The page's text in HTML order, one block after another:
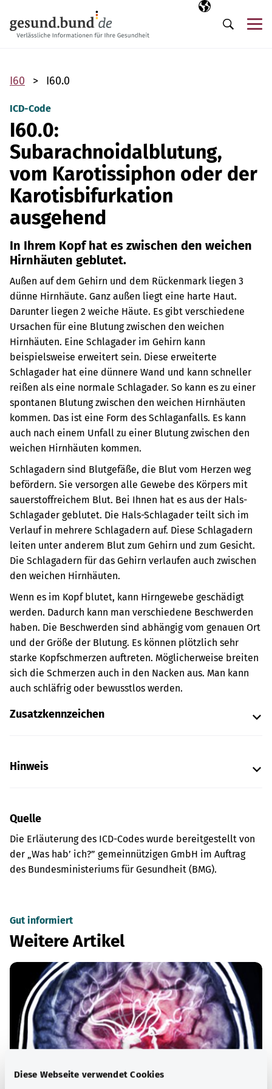
Diese Webseite verwendet Cookies
Ausgewählte
DE
Suche
I60 I60.0
ICD-Code
I60.0:
Subarachnoidalblutung,
vom Karotissiphon oder der
Karotisbifurkation
ausgehend
In Ihrem Kopf hat es zwischen den weichen
Hirnhäuten geblutet.
Außen auf dem Gehirn und dem Rückenmark liegen 3
dünne Hirnhäute. Ganz außen liegt eine harte Haut.
Darunter liegen 2 weiche Häute. Es gibt verschiedene
Ursachen für eine Blutung zwischen den weichen
Hirnhäuten. Eine Schlagader im Gehirn kann
beispielsweise erweitert sein. Diese erweiterte
Schlagader hat eine dünnere Wand und kann schneller
reißen als eine normale Schlagader. So kann es zu einer
spontanen Blutung zwischen den weichen Hirnhäuten
kommen. Das ist eine Form des Schlaganfalls. Es kann
auch nach einem Unfall zu einer Blutung zwischen den
weichen Hirnhäuten kommen.
Schlagadern sind Blutgefäße, die Blut vom Herzen weg
befördern. Sie versorgen alle Gewebe des Körpers mit
sauerstoffreichem Blut. Bei Ihnen hat es aus der Hals-
Schlagader geblutet. Die Hals-Schlagader teilt sich im
Verlauf in mehrere Schlagadern auf. Diese Schlagadern
leiten unter anderem Blut zum Gehirn und zum Gesicht.
Die Schlagadern für das Gehirn verlaufen auch zwischen
den weichen Hirnhäuten.
Wenn es im Kopf blutet, kann Hirngewebe geschädigt
werden. Dadurch kann man verschiedene Beschwerden
haben. Die Beschwerden sind abhängig vom genauen Ort
und der Größe der Blutung. Es können plötzlich sehr
starke Kopfschmerzen auftreten. Möglicherweise breiten
sich die Schmerzen auch in den Nacken aus. Man kann
auch schläfrig oder bewusstlos werden.
Zusatzkennzeichen
Hinweis
Quelle
Die Erläuterung des ICD-Codes wurde bereitgestellt von
der „Was hab’ ich?” gemeinnützigen GmbH im Auftrag
des Bundesministeriums für Gesundheit (BMG).
Gut informiert
Weitere Artikel